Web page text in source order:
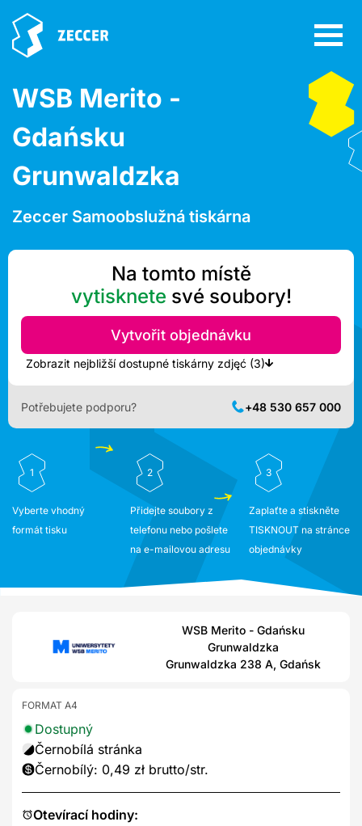
WSB Merito -
Gdańsku
Grunwaldzka
Zeccer Samoobslužná tiskárna
Na tomto místě
vytisknete své soubory!
Vytvořit objednávku
Zobrazit nejbližší dostupné tiskárny zdjęć (3)
Potřebujete podporu? +48 530 657 000
1
Vyberte vhodný
formát tisku
2
Přidejte soubory z
telefonu nebo pošlete
na e-mailovou adresu
3
Zaplaťte a stiskněte
TISKNOUT na stránce
objednávky
WSB Merito - Gdańsku
Grunwaldzka
Grunwaldzka 238 A, Gdańsk
Otevírací hodiny:
FORMAT A4
Dostupný
Černobílá stránka
Černobílý: 0,49 zł brutto/str.